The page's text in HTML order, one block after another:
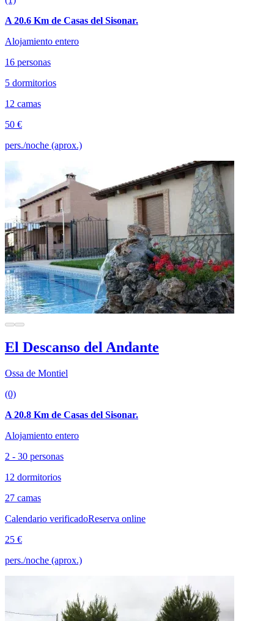
A 20.6 Km de Casas del Sisonar.
Alojamiento entero
16 personas
5 dormitorios
12 camas
50 €
pers./noche (aprox.)
El Descanso del Andante
Ossa de Montiel
(0)
A 20.8 Km de Casas del Sisonar.
Alojamiento entero
2 - 30 personas
12 dormitorios
27 camas
Calendario verificadoReserva online
25 €
pers./noche (aprox.)